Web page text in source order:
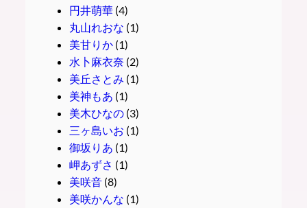
円井萌華(4)
丸山れおな (1)
美甘りか(1)
水卜麻衣奈 (2)
美丘さとみ (1)
美神もあ (1)
美木ひなの(3)
三ヶ島いお (1)
御坂りあ (1)
岬あずさ (1)
美咲音(8)
美咲かんな (1)